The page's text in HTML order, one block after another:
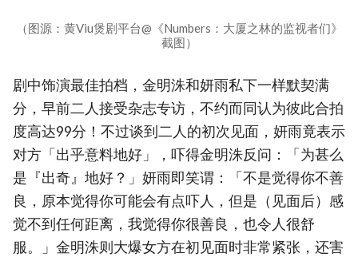
（图源：黄Viu煲剧平台@《Numbers：大厦之林的监视者们》
截图）
剧中饰演最佳拍档，金明洙和妍雨私下一样默契满
分，早前二人接受杂志专访，不约而同认为彼此合拍
度高达99分！不过谈到二人的初次见面，妍雨竟表示
对方「出乎意料地好」，吓得金明洙反问：「为甚么
是『出奇』地好？」妍雨即笑谓：「不是觉得你不善
良，原本觉得你可能会有点吓人，但是（见面后）感
觉不到任何距离，我觉得你很善良，也令人很舒
服。」金明洙则大爆女方在初见面时非常紧张，还害